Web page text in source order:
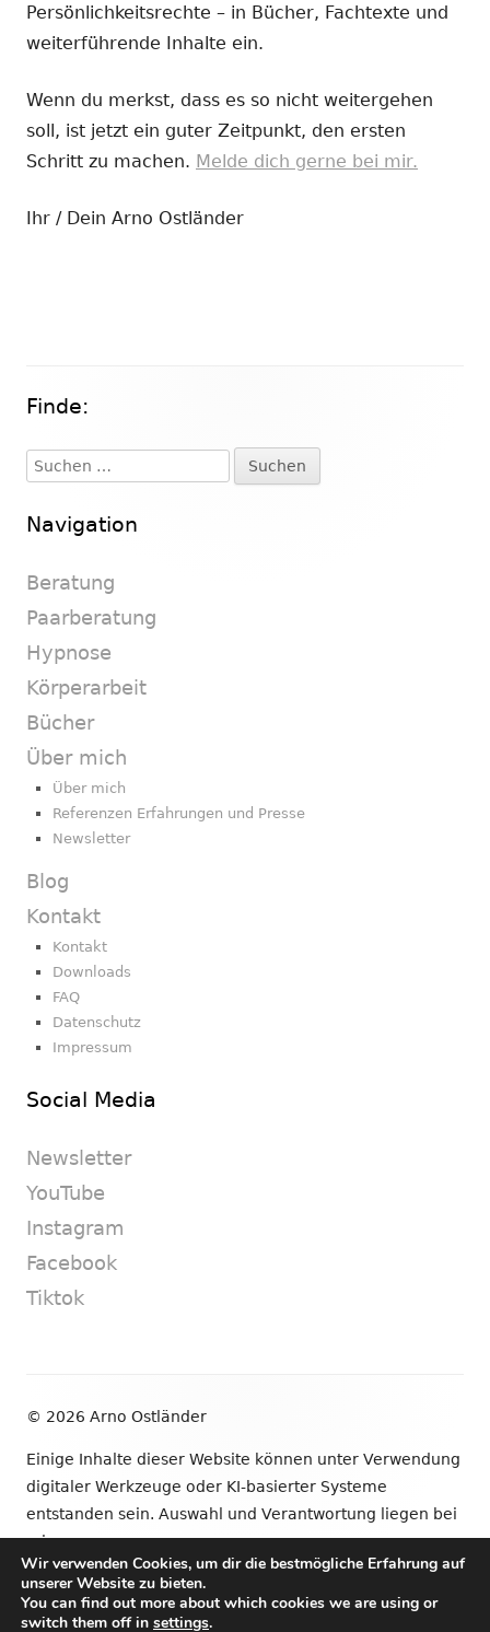
Persönlichkeitsrechte – in Bücher, Fachtexte und
weiterführende Inhalte ein.
Wenn du merkst, dass es so nicht weitergehen
soll, ist jetzt ein guter Zeitpunkt, den ersten
Schritt zu machen. Melde dich gerne bei mir.
Ihr / Dein Arno Ostländer
Haupt-
Seitenleiste
Finde:
Suchen
nach:
Navigation
Beratung
Paarberatung
Hypnose
Körperarbeit
Bücher
Über mich
Über mich
Referenzen Erfahrungen und Presse
Newsletter
Blog
Kontakt
Kontakt
Downloads
FAQ
Datenschutz
Impressum
Social Media
Newsletter
YouTube
Instagram
Facebook
Tiktok
© 2026 Arno Ostländer
Einige Inhalte dieser Website können unter Verwendung
digitaler Werkzeuge oder KI-basierter Systeme
entstanden sein. Auswahl und Verantwortung liegen bei
mir.
•VerwendetTiny Framework
Wir verwenden Cookies, um dir die bestmögliche Erfahrung auf
unserer Website zu bieten.
You can find out more about which cookies we are using or
switch them off in settings.